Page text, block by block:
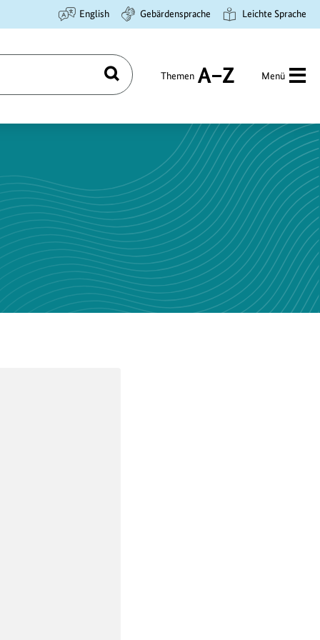
English Gebärdensprache Leichte Sprache
Suchen Themen
A
Menü